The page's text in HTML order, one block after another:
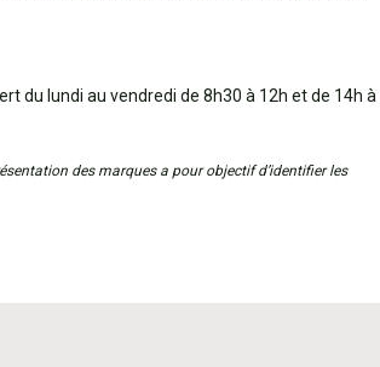
du lundi au vendredi de 8h30 à 12h et de 14h à
des marques a pour objectif d’identifier les